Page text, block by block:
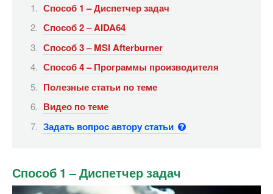
Способ 1 – Диспетчер задач
Способ 2 – AIDA64
Способ 3 – MSI Afterburner
Способ 4 – Программы производителя
Полезные статьи по теме
Видео по теме
Задать вопрос автору статьи
Способ 1 – Диспетчер задач